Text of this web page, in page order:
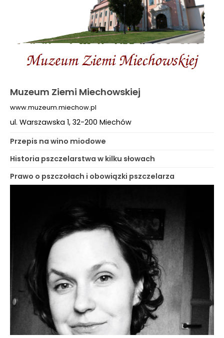
Muzeum Ziemi Miechowskiej
www.muzeum.miechow.pl
ul. Warszawska 1, 32-200 Miechów
Przepis na wino miodowe
Historia pszczelarstwa w kilku słowach
Prawo o pszczołach i obowiązki pszczelarza